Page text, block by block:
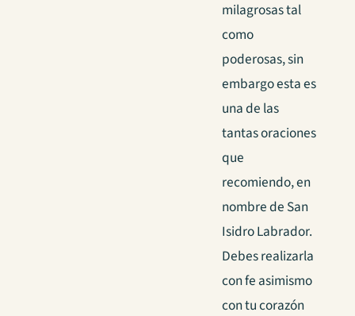
milagrosas tal
como
poderosas, sin
embargo esta es
una de las
tantas oraciones
que
recomiendo, en
nombre de San
Isidro Labrador.
Debes realizarla
con fe asimismo
con tu corazón